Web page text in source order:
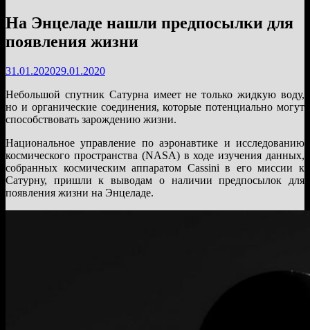
На Энцеладе нашли предпосылки для
появления жизни
31.01.202029.01.2020
Небольшой спутник Сатурна имеет не только жидкую воду,
но и органические соединения, которые потенциально могут
способствовать зарождению жизни.
Национальное управление по аэронавтике и исследованию
космического пространства (NASA) в ходе изучения данных,
собранных космическим аппаратом Cassini в его миссии к
Сатурну, пришли к выводам о наличии предпосылок для
появления жизни на Энцеладе.